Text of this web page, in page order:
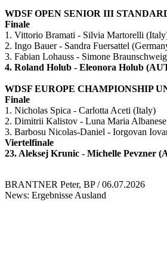
WDSF OPEN SENIOR III
Finale
1. Vittorio Bramati - Silvia Martorelli
2. Ingo Bauer - Sandra Fuersattel
3. Fabian Lohauss - Simone
4. Roland Holub - Eleonora Holub
WDSF EUROPE CHAMPIONSHIP
Finale
1. Nicholas Spica - Carlotta Aceti (Italy)
2. Dimitrii Kalistov - Luna Maria
3. Barbosu Nicolas-Daniel - Iorgovan
Viertelfinale
23. Aleksej Krunic - Michelle Pevzner
BRANTNER Peter, BP / 06.07.2026
News: Ergebnisse Ausland